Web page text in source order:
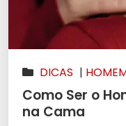
DICAS |
ALPHA
Como Ser o
na Cama